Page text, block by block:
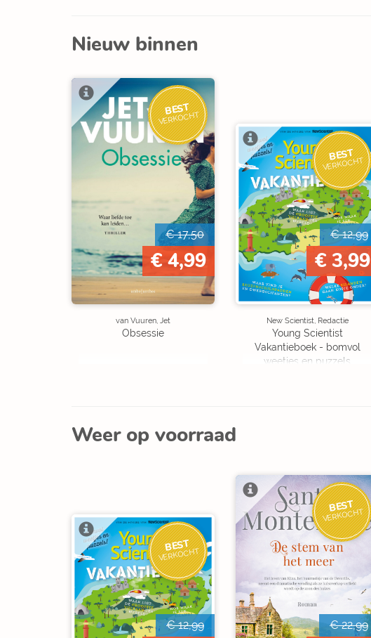
Nieuw binnen
BEST
VERKOCHT
€ 17,50
€ 4,99
van Vuuren, Jet
Obsessie
BEST
VERKOCHT
€ 12,99
€ 3,99
New Scientist, Redactie
Young Scientist
Vakantieboek - bomvol
weetjes en puzzels
Weer op voorraad
BEST
VERKOCHT
€ 12,99
BEST
VERKOCHT
€ 22,99